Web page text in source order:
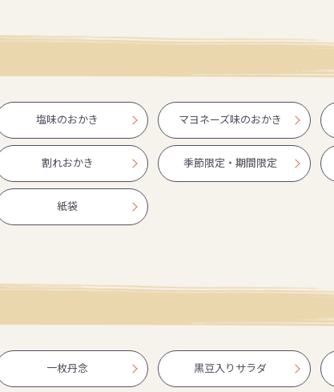
塩味のおかき マヨネーズ味のおかき
割れおかき 季節限定・期間限定
紙袋
一枚丹念 黒豆入りサラダ